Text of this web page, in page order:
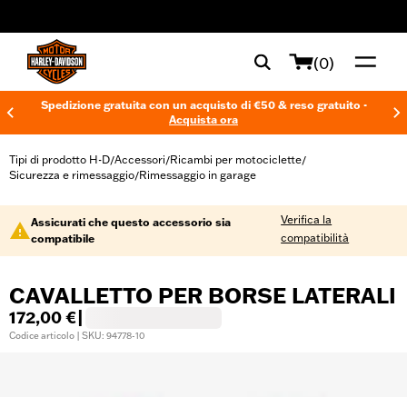
(0)
Spedizione gratuita con un acquisto di €50 & reso gratuito -
Acquista ora
Tipi di prodotto H-D/Accessori/Ricambi per motociclette/
Sicurezza e rimessaggio/Rimessaggio in garage
Assicurati che questo accessorio sia
compatibile
Verifica la
compatibilità
CAVALLETTO PER BORSE LATERALI
172,00 €
Codice articolo | SKU: 94778-10